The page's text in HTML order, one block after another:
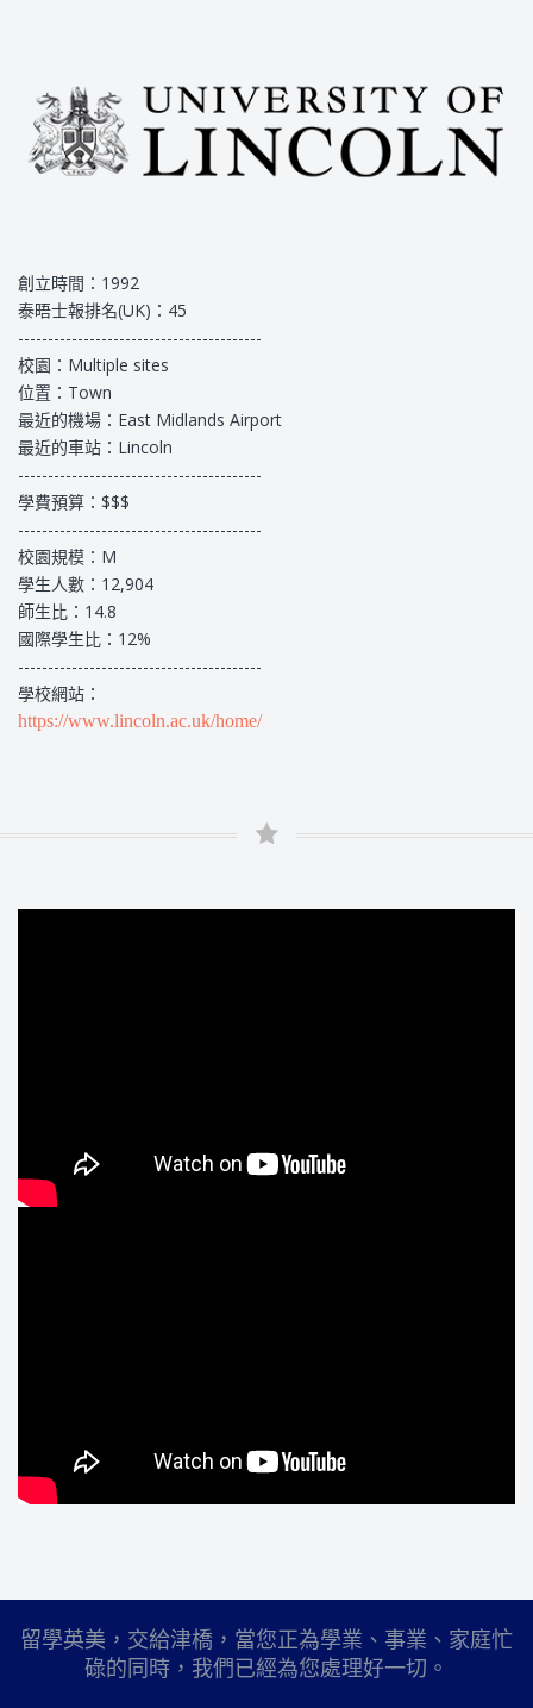
創立時間：1992
泰晤士報排名(UK)：45
-----------------------------------------
校園：Multiple sites
位置：Town
最近的機場：East Midlands Airport
最近的車站：Lincoln
-----------------------------------------
學費預算：$$$
-----------------------------------------
校園規模：M
學生人數：12,904
師生比：14.8
國際學生比：12%
-----------------------------------------
學校網站：
https://www.lincoln.ac.uk/home/
留學英美，交給津橋，當您正為學業、事業、家庭忙
碌的同時，我們已經為您處理好一切。